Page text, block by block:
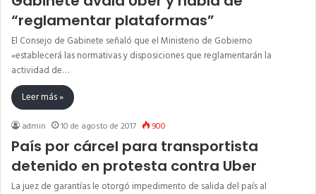
“reglamentar plataformas”
El Consejo de Gabinete señaló que el Ministerio de Gobierno
«establecerá las normativas y disposiciones que reglamentarán la
actividad de…
Leer más »
admin 10 de agosto de 2017 900
País por cárcel para transportista
detenido en protesta contra Uber
La juez de garantías le otorgó impedimento de salida del país al